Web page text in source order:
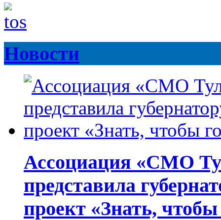
Новости
Ассоциация «СМО
представила
проект «Знать,